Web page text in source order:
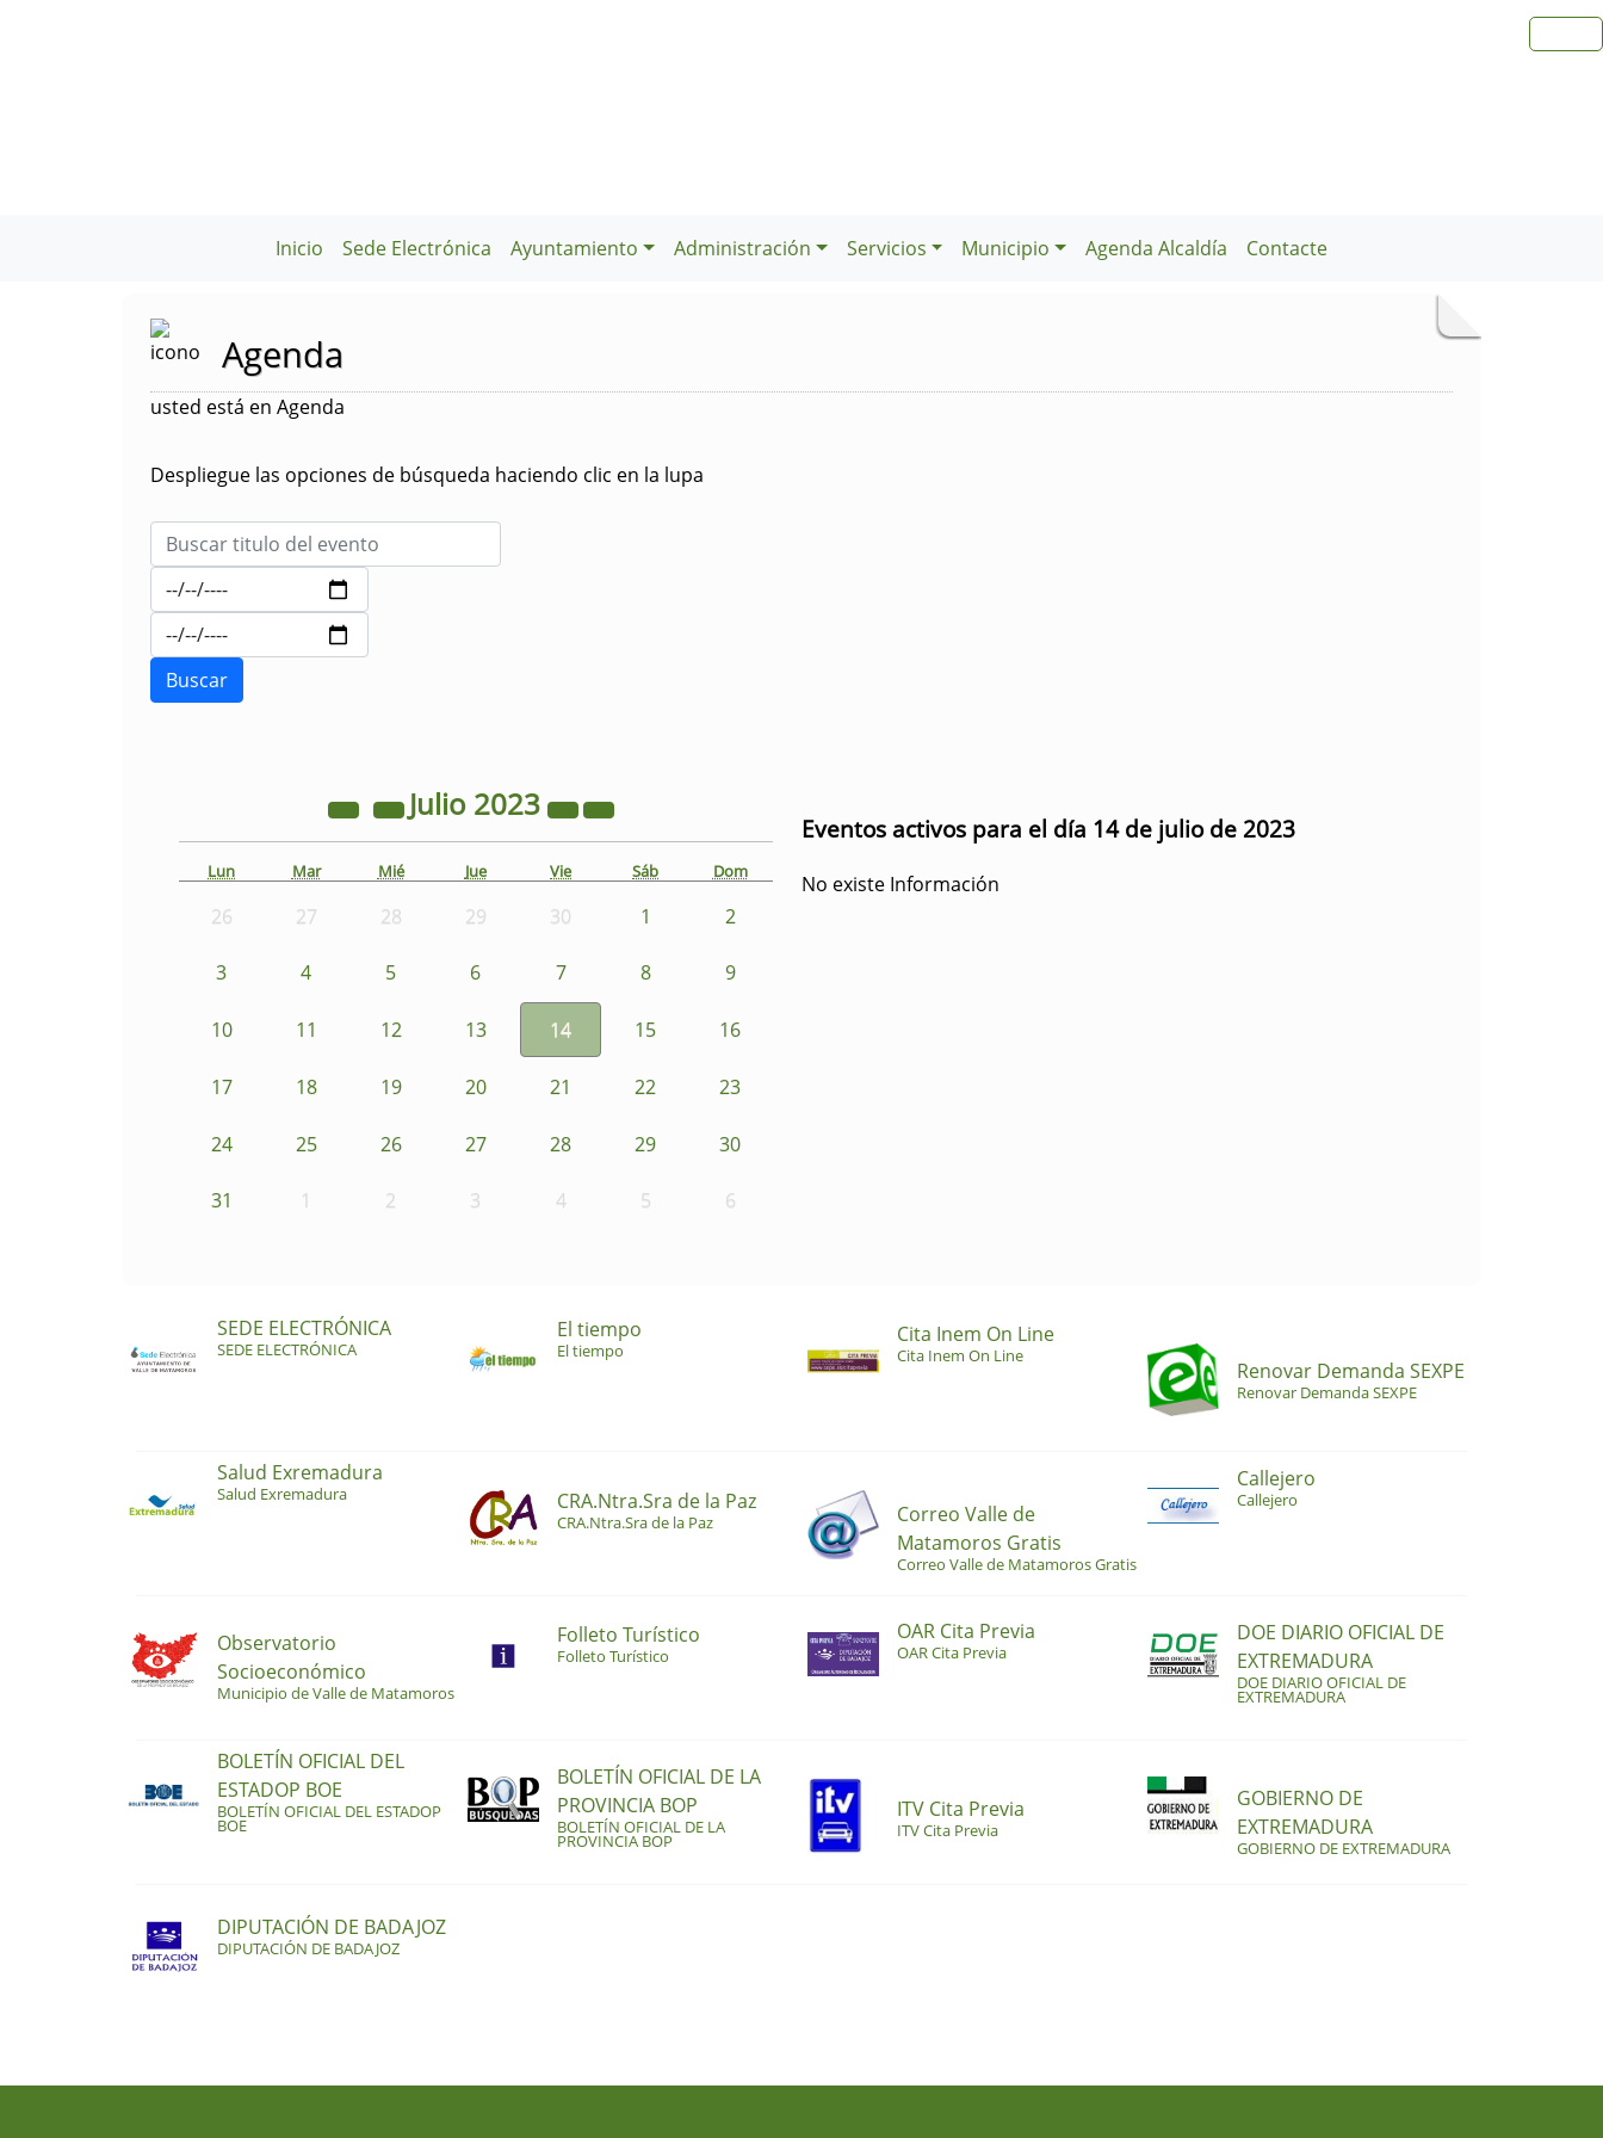
Inicio Sede Electrónica Ayuntamiento Administración Servicios Municipio Agenda Alcaldía Contacte
Agenda
usted está en Agenda
Despliegue las opciones de búsqueda haciendo clic en la lupa
Julio 2023
Lun Mar Mié Jue Vie Sáb Dom
26 27 28 29 30 1 2
3 4 5 6 7 8 9
10 11 12 13 14 15 16
17 18 19 20 21 22 23
24 25 26 27 28 29 30
31 1 2 3 4 5 6
Eventos activos para el día 14 de julio de 2023
No existe Información
SEDE ELECTRÓNICA
SEDE ELECTRÓNICA
El tiempo
El tiempo
Cita Inem On Line
Cita Inem On Line
Renovar Demanda SEXPE
Renovar Demanda SEXPE
Salud Exremadura
Salud Exremadura CRA.Ntra.Sra de la Paz
CRA.Ntra.Sra de la Paz
Correo Valle de
Matamoros Gratis
Correo Valle de Matamoros Gratis
Callejero
Callejero
Observatorio
Socioeconómico
Municipio de Valle de Matamoros
Folleto Turístico
Folleto Turístico
OAR Cita Previa
OAR Cita Previa
DOE DIARIO OFICIAL DE
EXTREMADURA
DOE DIARIO OFICIAL DE
EXTREMADURA
BOLETÍN OFICIAL DEL
ESTADOP BOE
BOLETÍN OFICIAL DEL ESTADOP
BOE
BOLETÍN OFICIAL DE LA
PROVINCIA BOP
BOLETÍN OFICIAL DE LA
PROVINCIA BOP
ITV Cita Previa
ITV Cita Previa
GOBIERNO DE
EXTREMADURA
GOBIERNO DE EXTREMADURA
DIPUTACIÓN DE BADAJOZ
DIPUTACIÓN DE BADAJOZ